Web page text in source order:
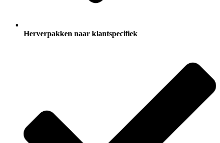
Herverpakken naar klantspecifiek